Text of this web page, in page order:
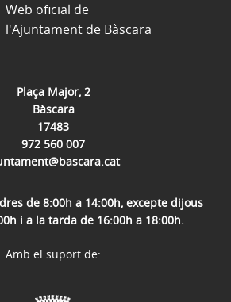
Plaça Major, 2
Bàscara
17483
972 560 007
de 8:00h a 14:00h, excepte dijous
i a la tarda de 16:00h a 18:00h.
Web oficial de
l'Ajuntament de Bàscara
Amb el suport de: